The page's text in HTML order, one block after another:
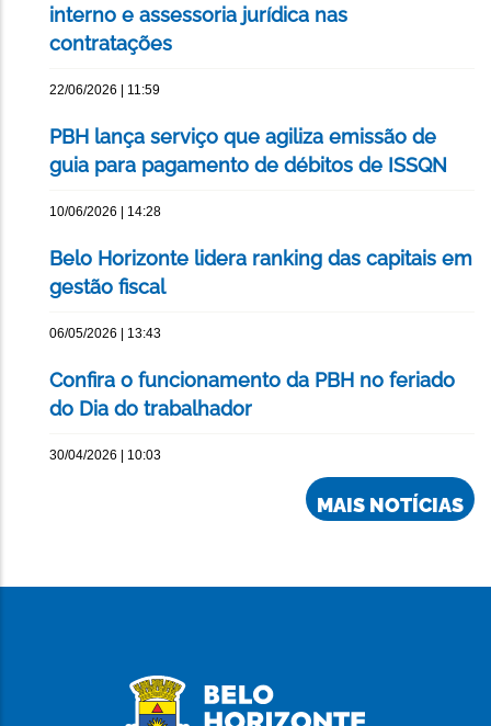
interno e assessoria jurídica nas
contratações
22/06/2026 | 11:59
PBH lança serviço que agiliza emissão de
guia para pagamento de débitos de ISSQN
10/06/2026 | 14:28
Belo Horizonte lidera ranking das capitais em
gestão fiscal
06/05/2026 | 13:43
Confira o funcionamento da PBH no feriado
do Dia do trabalhador
30/04/2026 | 10:03
MAIS NOTÍCIAS